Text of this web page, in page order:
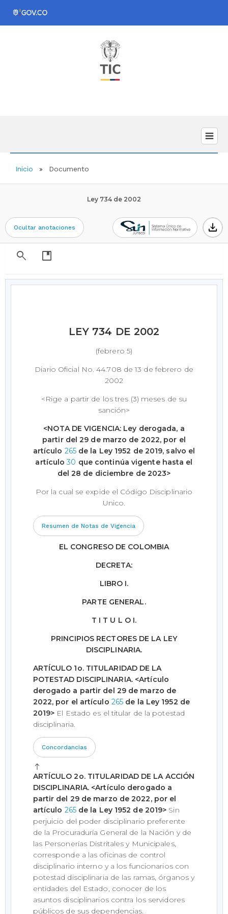
Inicio Documento
Ley 734 de 2002
Ocultar anotaciones
download
search
developer_guide
LEY 734 DE 2002
(febrero 5)
Diario Oficial No. 44.708 de 13 de febrero de
2002
<Rige a partir de los tres (3) meses de su
sanción>
<NOTA DE VIGENCIA: Ley derogada, a
partir del 29 de marzo de 2022, por el
artículo 265de la Ley 1952 de 2019, salvo el
artículo30 que continúa vigente hasta el
del 28 de diciembre de 2023>
Por la cual se expide el Código Disciplinario
Unico.
Resumen de Notas de Vigencia
EL CONGRESO DE COLOMBIA
DECRETA:
LIBRO I.
PARTE GENERAL.
T I T U L O I.
PRINCIPIOS RECTORES DE LA LEY
DISCIPLINARIA.
ARTÍCULO 1o. TITULARIDAD DE LA
POTESTAD DISCIPLINARIA. <Artículo
derogado a partir del 29 de marzo de
2022, por el artículo 265 de la Ley 1952 de
2019> El Estado es el titular de la potestad
disciplinaria.
Concordancias
ARTÍCULO 2o. TITULARIDAD DE LA ACCIÓN
DISCIPLINARIA. <Artículo derogado a
partir del 29 de marzo de 2022, por el
artículo 265de la Ley 1952 de 2019> Sin
perjuicio del poder disciplinario preferente
de la Procuraduría General de la Nación y de
las Personerías Distritales y Municipales,
corresponde a las oficinas de control
disciplinario interno y a los funcionarios con
potestad disciplinaria de las ramas, órganos y
entidades del Estado, conocer de los
asuntos disciplinarios contra los servidores
públicos de sus dependencias.